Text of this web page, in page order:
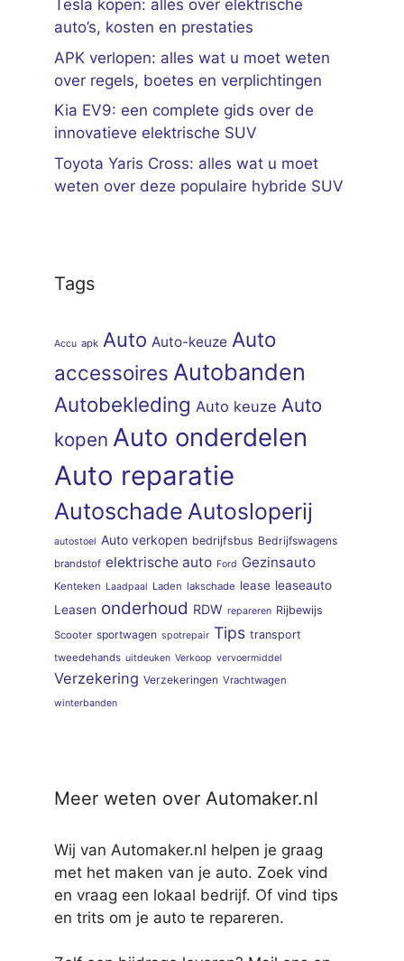
Tesla kopen: alles over elektrische
auto’s, kosten en prestaties
APK verlopen: alles wat u moet weten
over regels, boetes en verplichtingen
Kia EV9: een complete gids over de
innovatieve elektrische SUV
Toyota Yaris Cross: alles wat u moet
weten over deze populaire hybride SUV
Tags
Accu apk Auto Auto-keuze Auto
accessoires Autobanden
Autobekleding Auto keuze Auto
kopen Auto onderdelen
Auto reparatie
Autoschade Autosloperij
autostoel Auto verkopen bedrijfsbus Bedrijfswagens
brandstof elektrische auto Ford Gezinsauto
Kenteken Laadpaal Laden lakschade lease leaseauto
Leasen onderhoud RDW repareren Rijbewijs
Scooter sportwagen spotrepair Tips transport
tweedehands uitdeuken Verkoop vervoermiddel
Verzekering Verzekeringen Vrachtwagen
winterbanden
Meer weten over Automaker.nl
Wij van Automaker.nl helpen je graag
met het maken van je auto. Zoek vind
en vraag een lokaal bedrijf. Of vind tips
en trits om je auto te repareren.